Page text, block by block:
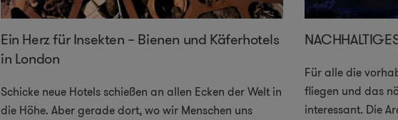
Ein Herz für Insekten – Bienen und Käferhotels
in London
Schicke neue Hotels schießen an allen Ecken der Welt in
die Höhe. Aber gerade dort, wo wir Menschen uns
Für alle die
fliegen und das
interessant. Die